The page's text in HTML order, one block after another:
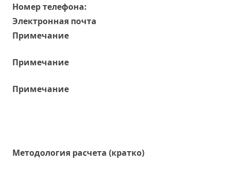
Номер телефона:
Электронная почта
Примечание
Примечание
Примечание
Методология расчета (кратко)